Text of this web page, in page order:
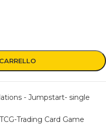
- Jumpstart- single
TCG-Trading Card Game